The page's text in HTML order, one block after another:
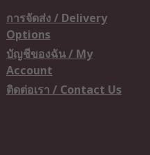
การจัดส่ง / Delivery
Options
บัญชีของฉัน / My
Account
ติดต่อเรา / Contact Us